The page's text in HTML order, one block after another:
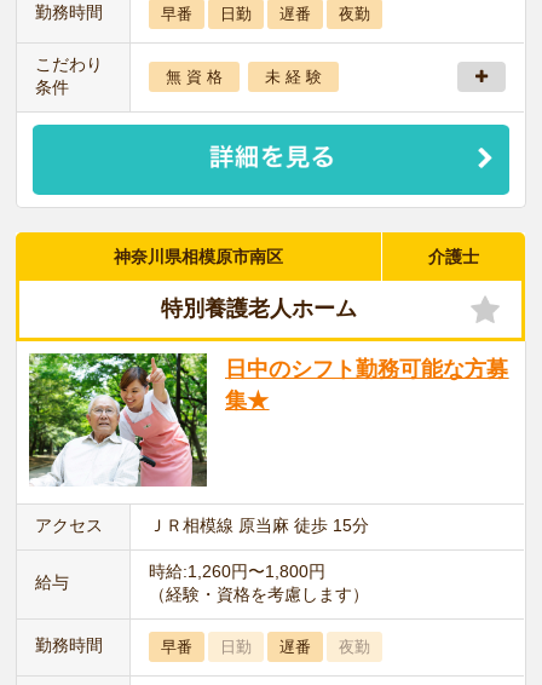
勤務時間 早番 日勤 遅番 夜勤
こだわり
条件
無 資 格 未 経 験
神奈川県相模原市南区 介護士
特別養護老人ホーム
日中のシフト勤務可能な方募
集★
アクセス ＪＲ相模線 原当麻 徒歩 15分
給与
時給:1,260円〜1,800円
（経験・資格を考慮します）
勤務時間 早番 日勤 遅番 夜勤